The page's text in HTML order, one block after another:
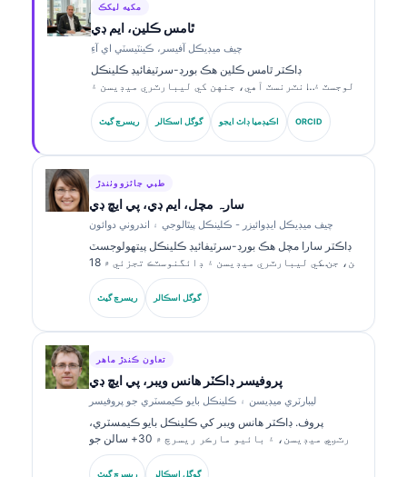
مکيه ليکڪ
ٿامس ڪلين، ايم ڊي
چيف ميڊيڪل آفيسر، ڪينٽيسٽي اي آءِ
ڊاڪٽر ٿامس ڪلين هڪ بورڊ-سرٽيفائيڊ ڪلينڪل
هيماتولوجسٽ ۽ انٽرنسٽ آهي، جنهن کي ليبارٽري ميڊيسن ۽
AI-سهائتا ڪيل ڪلينڪل تجزيي ۾ 15 سالن کان وڌيڪ جو
تجربو آهي. Kantesti AI ۾ چيف ميڊيڪل آفيسر جي حيثيت ۾،
هو ملڪيت واري نيورل نيٽ ورڪ جي طبي درستگي بابت
ريسرچ گيٽ گوگل اسڪالر اڪيڊميا ڊاٽ ايجو ORCID
طبي جائزو وٺندڙ
سارہ مچل، ايم ڊي، پي ايڇ ڊي
چيف ميڊيڪل ايڊوائيزر - ڪلينڪل پيٿالوجي ۽ اندروني دوائون
ڊاڪٽر سارا مچل هڪ بورڊ-سرٽيفائيڊ ڪلينڪل پيتھولوجسٽ
آهن، جن کي ليبارٽري ميڊيسن ۽ ڊائگنوسٽڪ تجزئي ۾ 18
سالن کان وڌيڪ جو تجربو آهي. انهن وٽ ڪلينڪل ڪيمسٽري
۾ خاص سرٽيفڪيشنون آهن ۽ ڪلينڪل مشق ۾ بائيو مارڪر
پينلز ۽ ليبارٽري تجزئي بابت ڪيترائي تحقيقي ڪم شايع ڪيا
ريسرچ گيٽ گوگل اسڪالر
تعاون ڪندڙ ماهر
پروفيسر ڊاڪٽر هانس ويبر، پي ايڇ ڊي
ليبارٽري ميڊيسن ۽ ڪلينڪل بايو ڪيمسٽري جو پروفيسر
پروف. ڊاڪٽر هانس ويبر کي ڪلينڪل بايو ڪيمسٽري،
ليبارٽري ميڊيسن، ۽ بائيو مارڪر ريسرچ ۾ 30+ سالن جو
ماهرانه تجربو آهي. جرمن سوسائٽي فار ڪلينڪل ڪيمسٽري
جا اڳوڻا صدر، هو ڊائگنوسٽڪ پينل تجزئي، بائيو مارڪر معياري
ريسرچ گيٽ گوگل اسڪالر